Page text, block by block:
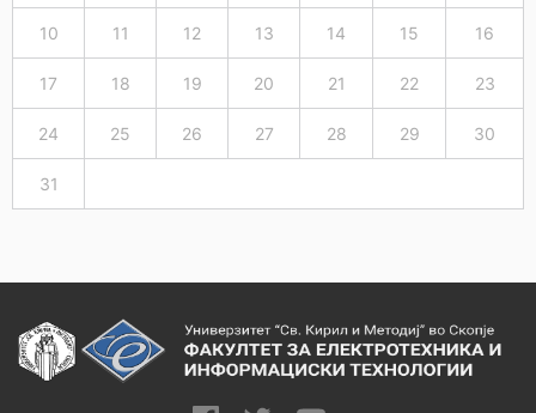
10 11 12 13 14 15 16
17 18 19 20 21 22 23
24 25 26 27 28 29 30
31